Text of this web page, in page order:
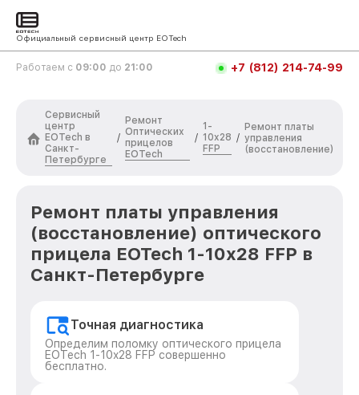
Официальный сервисный центр EOTech
Работаем с 09:00 до 21:00 +7 (812) 214-74-99
Сервисный
центр
EOTech в
Санкт-
Петербурге
/
Ремонт
Оптических
прицелов
EOTech
/
1-
10x28
FFP
/
Ремонт платы
управления
(восстановление)
Ремонт платы управления
(восстановление) оптического
прицела EOTech 1-10x28 FFP в
Санкт-Петербурге
Точная диагностика
Определим поломку оптического прицела
EOTech 1-10x28 FFP совершенно
бесплатно.